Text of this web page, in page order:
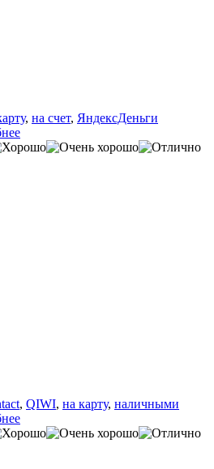
, на счет, ЯндексДеньги
, QIWI, на карту, наличными